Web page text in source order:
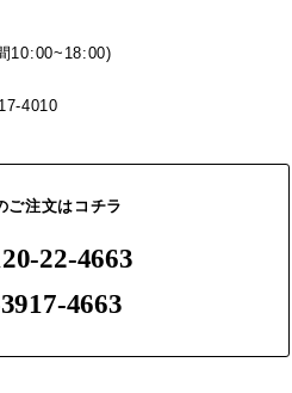
10:00~18:00)
4010
ご注文はコチラ
22-4663
4663